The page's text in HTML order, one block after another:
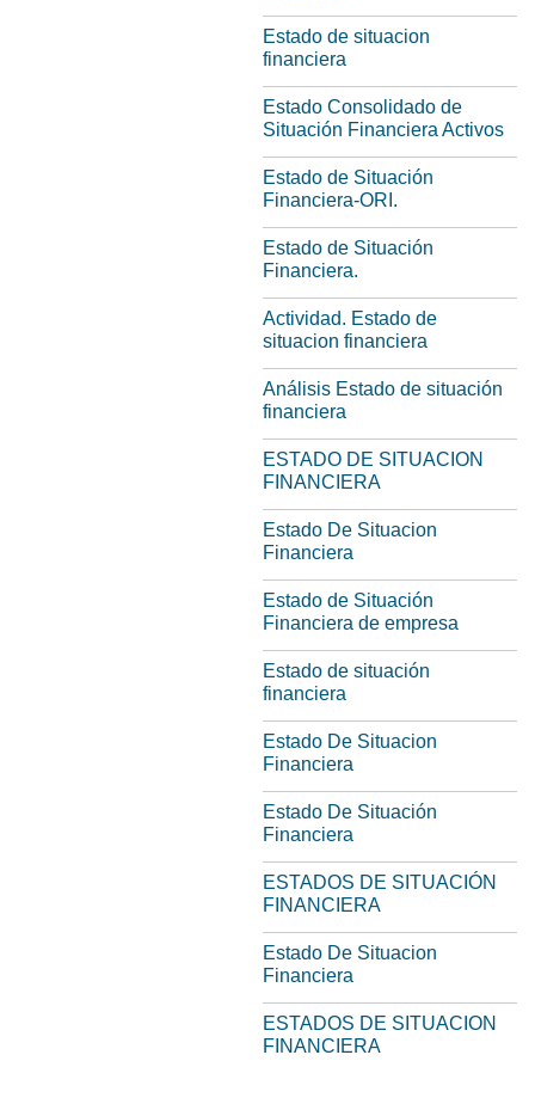
Estado de situacion
financiera
Estado Consolidado de
Situación Financiera Activos
Estado de Situación
Financiera-ORI.
Estado de Situación
Financiera.
Actividad. Estado de
situacion financiera
Análisis Estado de situación
financiera
ESTADO DE SITUACION
FINANCIERA
Estado De Situacion
Financiera
Estado de Situación
Financiera de empresa
Estado de situación
financiera
Estado De Situacion
Financiera
Estado De Situación
Financiera
ESTADOS DE SITUACIÓN
FINANCIERA
Estado De Situacion
Financiera
ESTADOS DE SITUACION
FINANCIERA